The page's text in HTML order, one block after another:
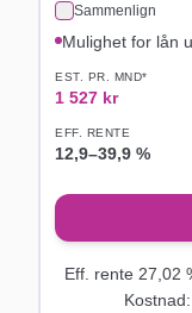
Sammenlign
Mulighet for lån
EST. PR. MND*
1 527 kr
EFF. RENTE
12,9–39,9 %
Eff. rente 27,02
Kostnad: